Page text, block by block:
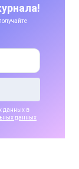
данных в
данных